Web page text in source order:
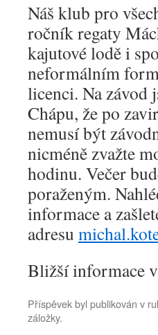
Náš klub pro
ročník regaty
kajutové lodě i
neformálním
licenci. Na závod
Chápu, že po
nemusí být
nicméně zvažte
hodinu. Večer
poraženým.
informace a
adresu
Bližší informace v
Příspěvek byl publikován v
záložky.